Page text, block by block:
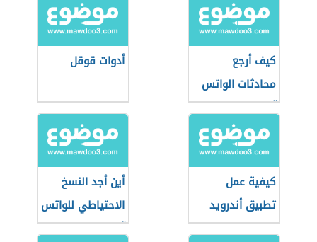
كيف أرجع
محادثات الواتس
آب
أدوات قوقل
كيفية عمل
تطبيق أندرويد
أين أجد النسخ
الاحتياطي للواتس
آب